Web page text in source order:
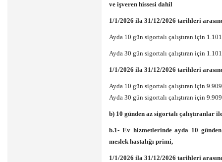
ve işveren hissesi dahil
1/1/2026 ila 31/12/2026 tarihleri
Ayda 10 gün sigortalı çalıştıran için
Ayda 30 gün sigortalı çalıştıran için
1/1/2026 ila 31/12/2026 tarihleri
Ayda 10 gün sigortalı çalıştıran için
Ayda 30 gün sigortalı çalıştıran için
b) 10 günden az sigortalı çalıştıranlar
b.1- Ev hizmetlerinde ayda 10
meslek hastalığı primi,
1/1/2026 ila 31/12/2026 tarihleri